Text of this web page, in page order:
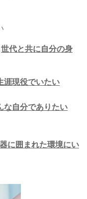
世代と共に自分の身
涯現役でいたい
な自分でありたい
に囲まれた環境にい